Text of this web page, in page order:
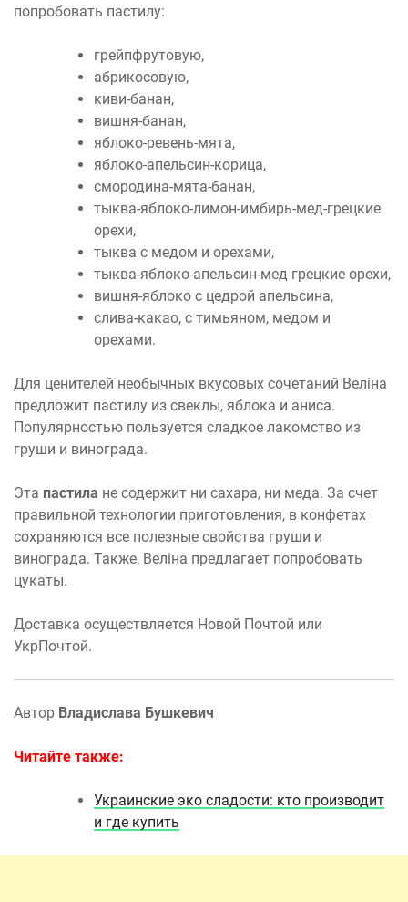
попробовать пастилу:
грейпфрутовую,
абрикосовую,
киви-банан,
вишня-банан,
яблоко-ревень-мята,
яблоко-апельсин-корица,
смородина-мята-банан,
тыква-яблоко-лимон-имбирь-мед-грецкие
орехи,
тыква с медом и орехами,
тыква-яблоко-апельсин-мед-грецкие орехи,
вишня-яблоко с цедрой апельсина,
слива-какао, с тимьяном, медом и
орехами.
Для ценителей необычных вкусовых сочетаний Веліна
предложит пастилу из свеклы, яблока и аниса.
Популярностью пользуется сладкое лакомство из
груши и винограда.
Эта пастила не содержит ни сахара, ни меда. За счет
правильной технологии приготовления, в конфетах
сохраняются все полезные свойства груши и
винограда. Также, Веліна предлагает попробовать
цукаты.
Доставка осуществляется Новой Почтой или
УкрПочтой.
Автор Владислава Бушкевич
Читайте также:
Украинские эко сладости: кто производит
и где купить